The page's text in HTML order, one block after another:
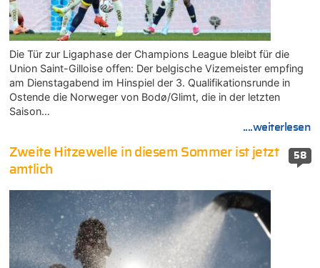
Die Tür zur Ligaphase der Champions League bleibt für die
Union Saint-Gilloise offen: Der belgische Vizemeister empfing
am Dienstagabend im Hinspiel der 3. Qualifikationsrunde in
Ostende die Norweger von Bodø/Glimt, die in der letzten
Saison…
....weiterlesen
58
Zweite Hitzewelle in diesem Sommer ist jetzt
amtlich